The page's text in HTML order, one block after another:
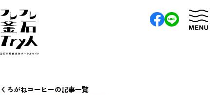
くろがねコーヒーの記事一覧